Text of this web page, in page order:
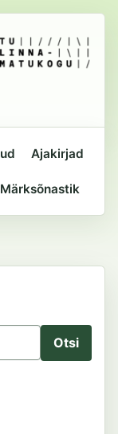
Ajakirjad
Märksõnastik